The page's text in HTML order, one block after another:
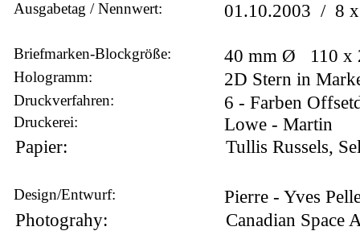
Ausgabetag / Nennwert: 01.10.2003 / 8
Briefmarken-Blockgröße: 40 mm Ø 110 x
Hologramm: 2D Stern in
Druckverfahren: 6 - Farben
Druckerei:
Lowe - Martin
Papier:
Tullis Russels,
Design/Entwurf:
Pierre - Yves
Photograhy:
Canadian Space